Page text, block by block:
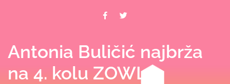
Facebook
Antonia Buličić najbrža
na 4. kolu ZOWL-a